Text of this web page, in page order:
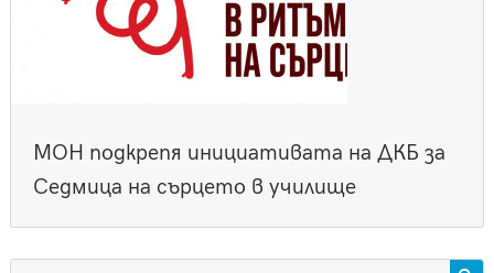
МОН подкрепя инициативата на ДКБ за
Седмица на сърцето в училище